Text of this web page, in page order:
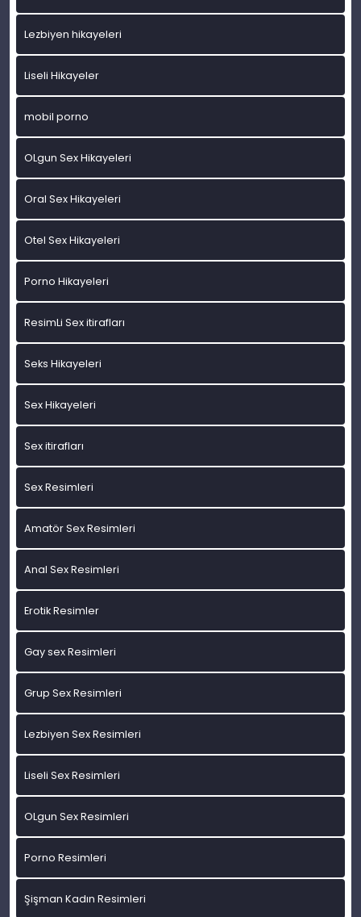
Lezbiyen hikayeleri
Liseli Hikayeler
mobil porno
OLgun Sex Hikayeleri
Oral Sex Hikayeleri
Otel Sex Hikayeleri
Porno Hikayeleri
ResimLi Sex itirafları
Seks Hikayeleri
Sex Hikayeleri
Sex itirafları
Sex Resimleri
Amatör Sex Resimleri
Anal Sex Resimleri
Erotik Resimler
Gay sex Resimleri
Grup Sex Resimleri
Lezbiyen Sex Resimleri
Liseli Sex Resimleri
OLgun Sex Resimleri
Porno Resimleri
Şişman Kadın Resimleri